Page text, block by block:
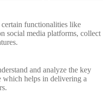
functionalities like
social media platforms, collect
and analyze the key
which helps in delivering a